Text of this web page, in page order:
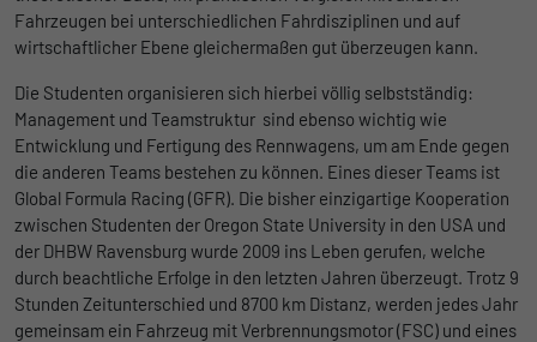
Fahrzeugen bei unterschiedlichen Fahrdisziplinen und auf
wirtschaftlicher Ebene gleichermaßen gut überzeugen kann.
Die Studenten organisieren sich hierbei völlig selbstständig:
Management und Teamstruktur sind ebenso wichtig wie
Entwicklung und Fertigung des Rennwagens, um am Ende gegen
die anderen Teams bestehen zu können. Eines dieser Teams ist
Global Formula Racing (GFR). Die bisher einzigartige Kooperation
zwischen Studenten der Oregon State University in den USA und
der DHBW Ravensburg wurde 2009 ins Leben gerufen, welche
durch beachtliche Erfolge in den letzten Jahren überzeugt. Trotz 9
Stunden Zeitunterschied und 8700 km Distanz, werden jedes Jahr
gemeinsam ein Fahrzeug mit Verbrennungsmotor (FSC) und eines
Zweck
Registriert eine eindeutige ID, die
verwendet wird, um statistische Daten
zu generieren.
Name _gat
Anbieter Google
Laufzeit 1 Tag
Google Analytics nimmt sich diesen Cookie
Ohne diese Einbindung können die Jobangebote nicht
dargestellt werden.
Name _bms_session
Anbieter Empfehlungsbund
1 Jahr
Zweck
Wird von Empfehlungsbund.de gesetzt, um
die Session des Besuchers für Bewerbungs-
und Empfehlungsfunktionen zu speichern.
Cookie-Informationen anzeigen
LinkedIn/Marketing
Das LinkedIn Insight Tag wird verwendet, um Besuche und
Aktionen auf unserer Website nachzuverfolgen. Die Daten
helfen uns, die Wirksamkeit von Werbekampagnen zu messen
und interessenbasierte Werbung auf LinkedIn anzuzeigen.
Name li_gc
Cookie-Informationen anzeigen